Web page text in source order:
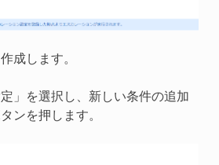
成します。
」を選択し、新しい条件の追加
ンを押します。